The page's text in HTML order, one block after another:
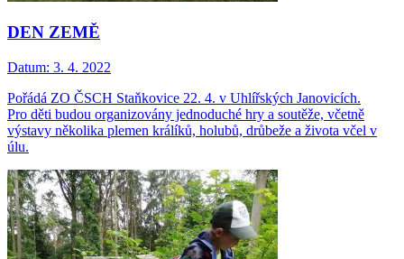
DEN ZEMĚ
Datum: 3. 4. 2022
Pořádá ZO ČSCH Staňkovice 22. 4. v Uhlířských Janovicích.
Pro děti budou organizovány jednoduché hry a soutěže, včetně
výstavy několika plemen králíků, holubů, drůbeže a života včel v
úlu.